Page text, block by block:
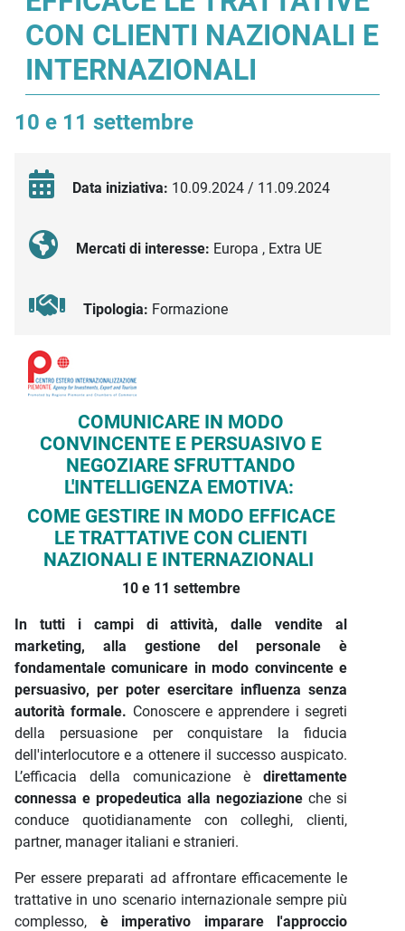
CON CLIENTI NAZIONALI E
INTERNAZIONALI
10 e 11 settembre
Data iniziativa: 10.09.2024 / 11.09.2024
Mercati di interesse: Europa , Extra UE
Tipologia: Formazione
Descrizione iniziativa
COMUNICARE IN MODO
CONVINCENTE E PERSUASIVO E
NEGOZIARE SFRUTTANDO
L'INTELLIGENZA EMOTIVA:
COME GESTIRE IN MODO EFFICACE
LE TRATTATIVE CON CLIENTI
NAZIONALI E INTERNAZIONALI
10 e 11 settembre
In tutti i campi di attività, dalle vendite al
marketing, alla gestione del personale è
fondamentale comunicare in modo convincente e
persuasivo, per poter esercitare influenza senza
autorità formale. Conoscere e apprendere i segreti
della persuasione per conquistare la fiducia
dell'interlocutore e a ottenere il successo auspicato.
L’efficacia della comunicazione è direttamente
connessa e propedeutica alla negoziazione che si
conduce quotidianamente con colleghi, clienti,
partner, manager italiani e stranieri.
Per essere preparati ad affrontare efficacemente le
trattative in uno scenario internazionale sempre più
complesso, è imperativo imparare l'approccio